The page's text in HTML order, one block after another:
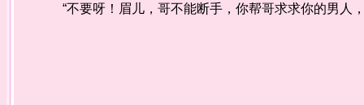
“不要呀！眉儿，哥不能断手，你帮哥求求你的男人